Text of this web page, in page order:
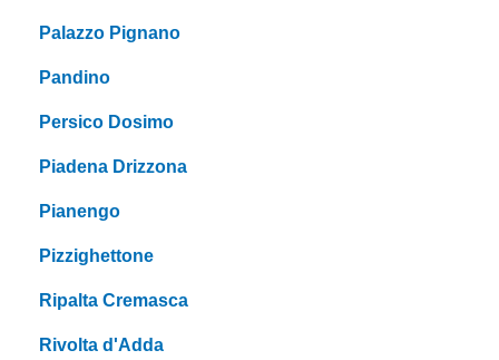
Palazzo Pignano
Pandino
Persico Dosimo
Piadena Drizzona
Pianengo
Pizzighettone
Ripalta Cremasca
Rivolta d'Adda